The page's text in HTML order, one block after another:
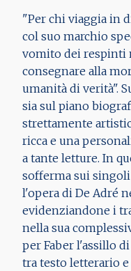
"Per chi viaggia in
col suo marchio
vomito dei respinti
consegnare alla
umanità di verità".
sia sul piano
strettamente
ricca e una
a tante letture. In
sofferma sui
l'opera di De Adré
evidenziandone i
nella sua
per Faber l'assillo
tra testo letterario